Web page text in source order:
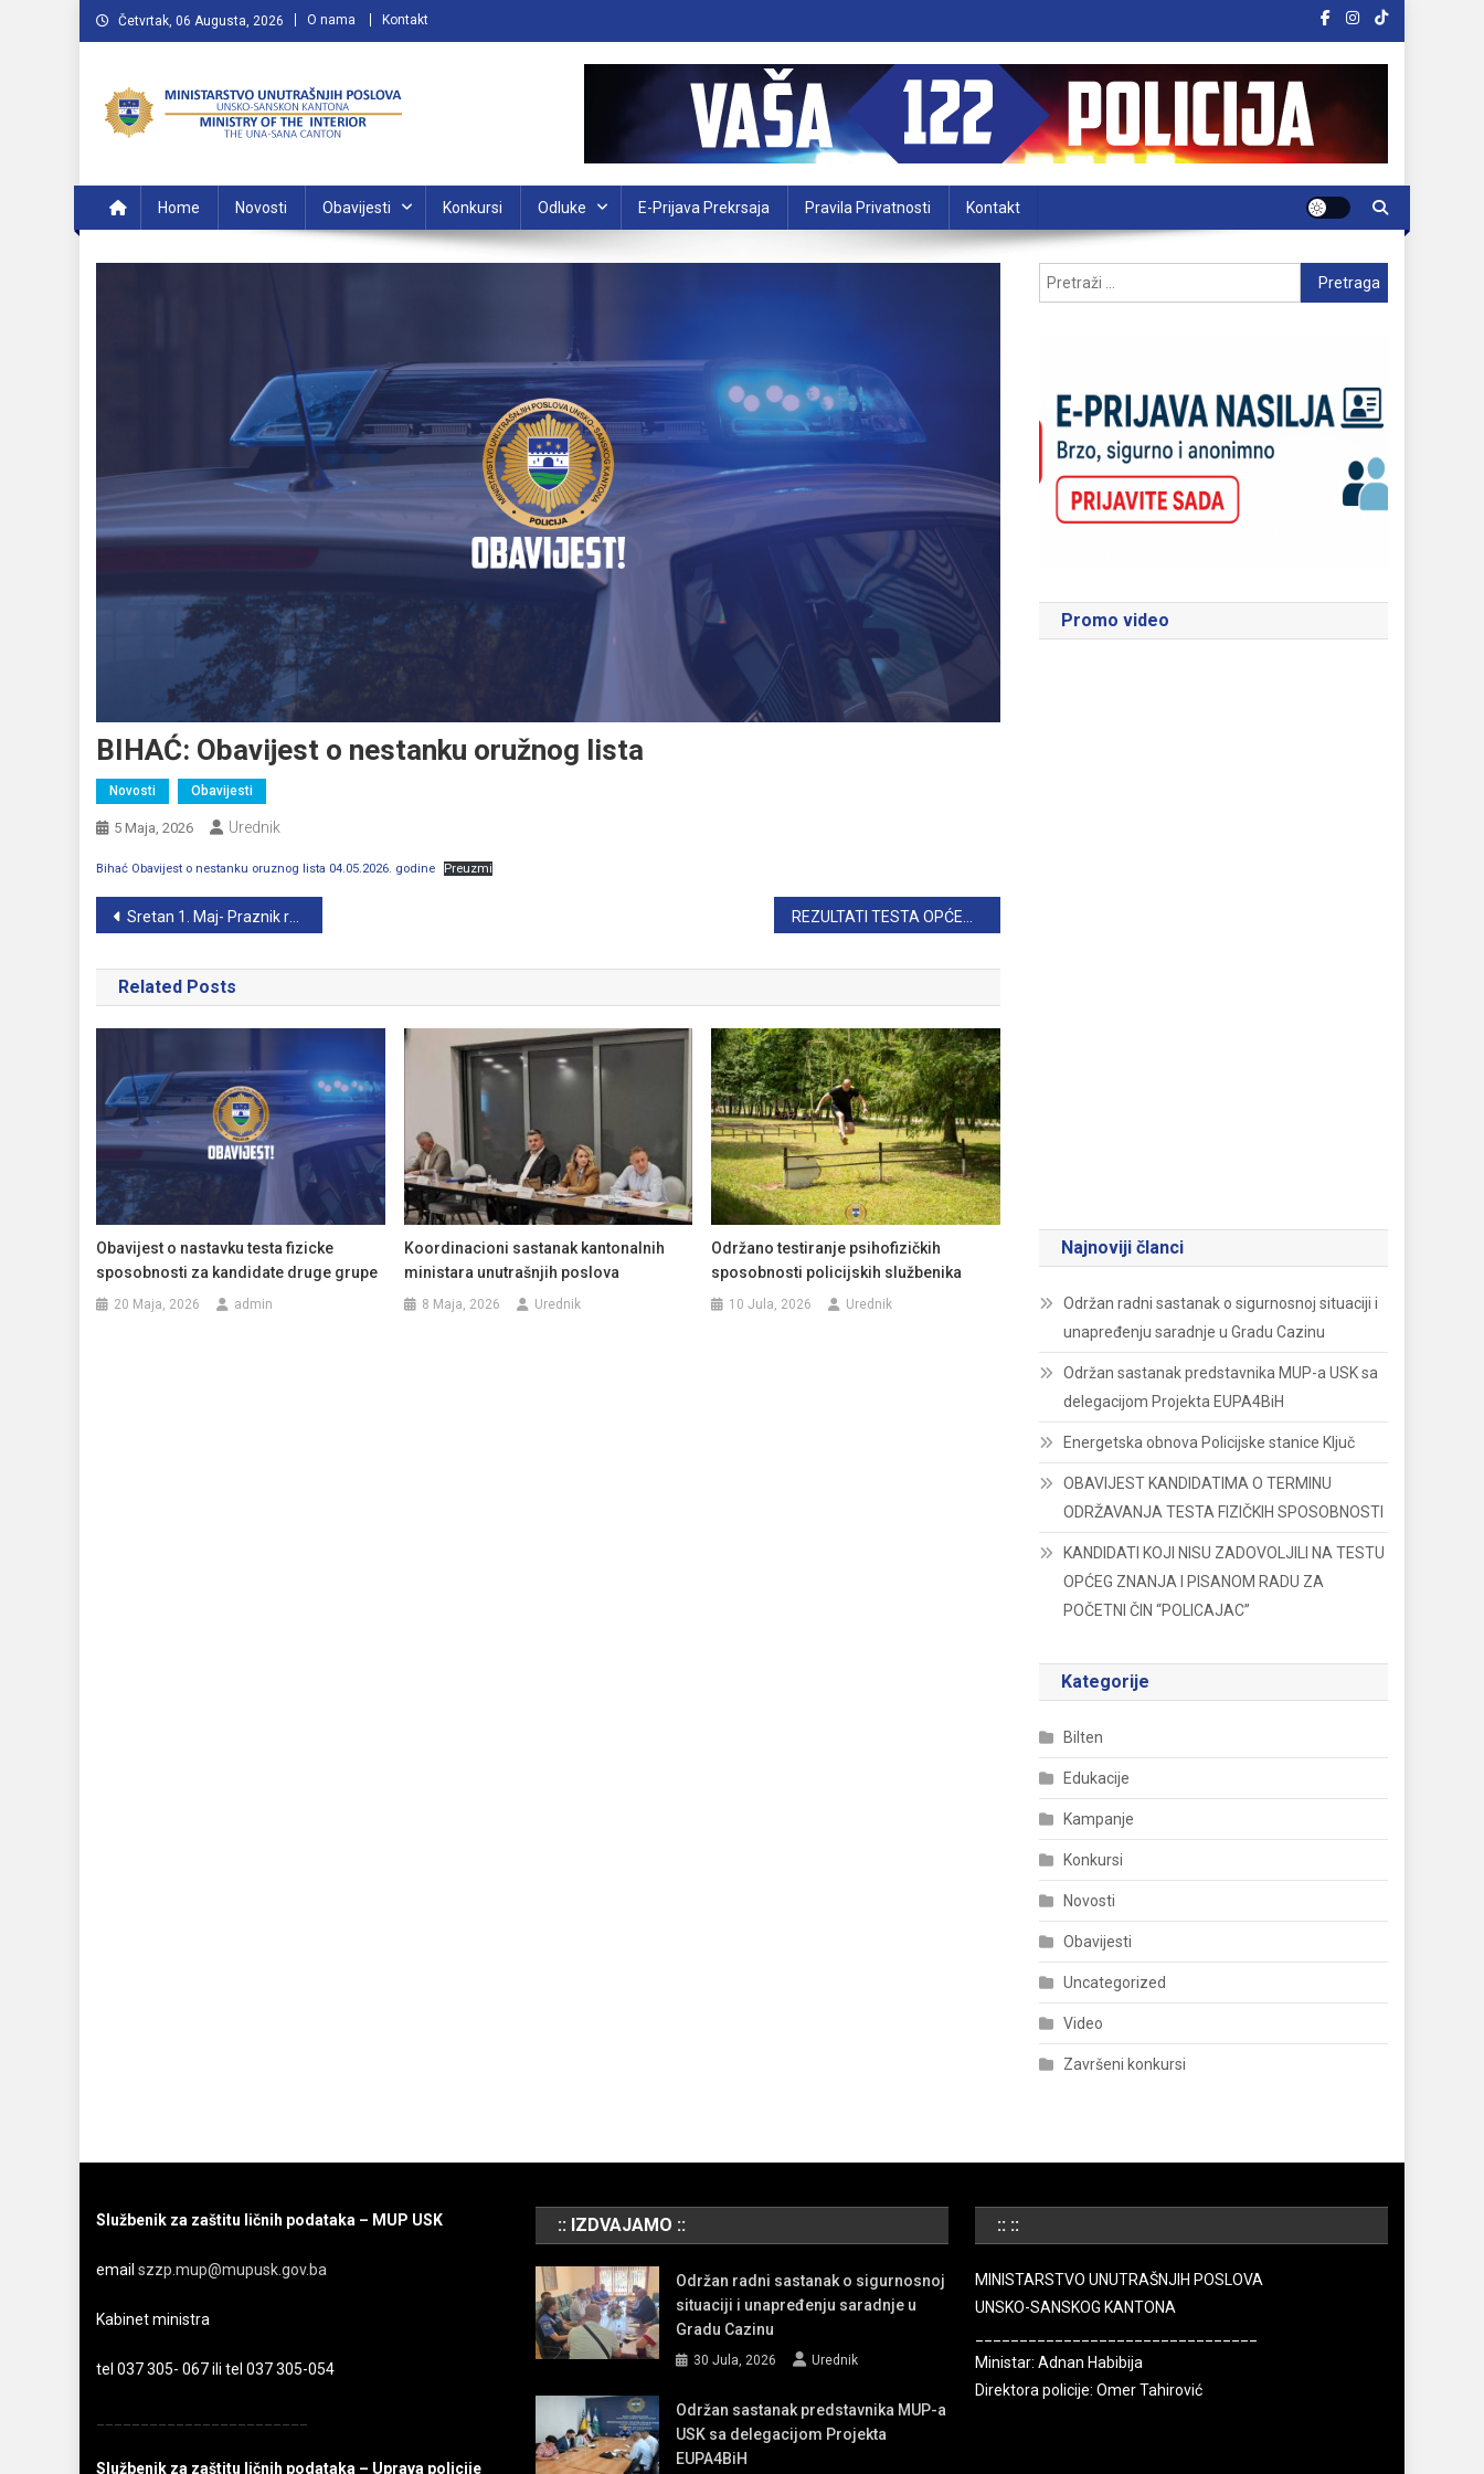
Preskočite
na
Četvrtak, 06 Augusta, 2026 O nama Kontakt
Home Novosti Obavijesti Konkursi Odluke E-Prijava Prekrsaja Pravila Privatnosti Kontakt
BIHAĆ: Obavijest o nestanku oružnog lista
Novosti Obavijesti
5 Maja, 2026 Urednik
Bihać Obavijest o nestanku oruznog lista 04.05.2026. godine Preuzmi
Navigacija
članaka
Sretan 1. Maj- Praznik rada
Related Posts
Obavijest o nastavku testa fizicke
sposobnosti za kandidate druge grupe
20 Maja, 2026 admin
Koordinacioni sastanak kantonalnih
ministara unutrašnjih poslova
8 Maja, 2026 Urednik
Održano testiranje psihofizičkih
sposobnosti policijskih službenika
10 Jula, 2026 Urednik
Pretraga:
Promo video
Najnoviji članci
Održan radni sastanak o sigurnosnoj situaciji i
unapređenju saradnje u Gradu Cazinu
Održan sastanak predstavnika MUP-a USK sa
delegacijom Projekta EUPA4BiH
Energetska obnova Policijske stanice Ključ
OBAVIJEST KANDIDATIMA O TERMINU
ODRŽAVANJA TESTA FIZIČKIH SPOSOBNOSTI
KANDIDATI KOJI NISU ZADOVOLJILI NA TESTU
OPĆEG ZNANJA I PISANOM RADU ZA
POČETNI ČIN “POLICAJAC”
Kategorije
Bilten
Edukacije
Kampanje
Konkursi
Novosti
Obavijesti
Uncategorized
Video
Završeni konkursi
Službenik za zaštitu ličnih podataka – MUP USK
emailszzp.mup@mupusk.gov.ba
Kabinet ministra
tel 037 305- 067 ili tel 037 305-054
Službenik za zaštitu ličnih podataka – Uprava policije
:: IZDVAJAMO ::
Održan radni sastanak o sigurnosnoj
situaciji i unapređenju saradnje u
Gradu Cazinu
30 Jula, 2026 Urednik
Održan sastanak predstavnika MUP-a
USK sa delegacijom Projekta
EUPA4BiH
:: ::
MINISTARSTVO UNUTRAŠNJIH POSLOVA
UNSKO-SANSKOG KANTONA
Ministar: Adnan Habibija
Direktora policije: Omer Tahirović